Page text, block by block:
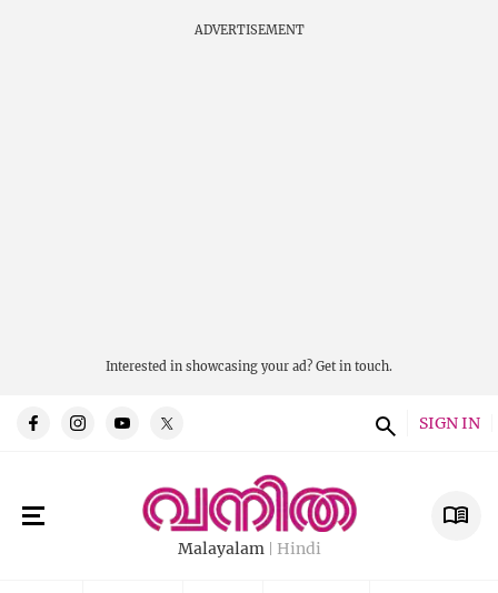
ADVERTISEMENT
Interested in showcasing your ad? Get in touch.
SIGN IN
Malayalam Hindi